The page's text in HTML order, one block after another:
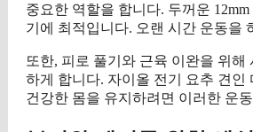
중요한 역할을 합니다. 두꺼운
기에 최적입니다. 오랜 시간 운동을
또한, 피로 풀기와 근육 이완을 위
하게 합니다. 자이올 전기 요추 견
건강한 몸을 유지하려면 이러한 운